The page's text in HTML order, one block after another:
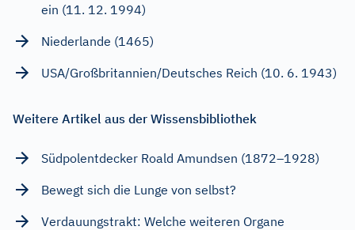
ein (11. 12. 1994)
Niederlande (1465)
USA/Großbritannien/Deutsches Reich (10. 6. 1943)
Weitere Artikel aus der Wissensbibliothek
Südpolentdecker Roald Amundsen (1872–1928)
Bewegt sich die Lunge von selbst?
Verdauungstrakt: Welche weiteren Organe